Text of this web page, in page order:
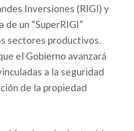
Inversiones (RIGI) y
un “SuperRIGI”
sectores productivos.
el Gobierno avanzará
a la seguridad
de la propiedad